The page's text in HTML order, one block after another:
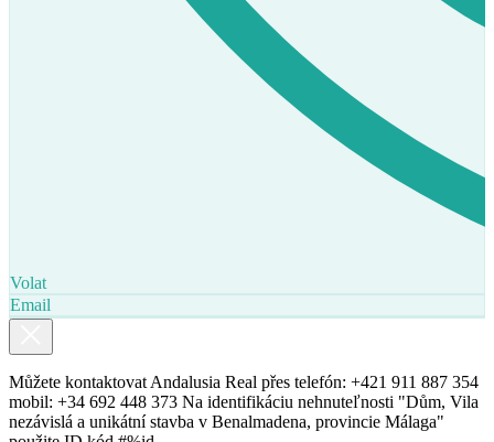
Volat
Email
Můžete kontaktovat Andalusia Real přes telefón: +421 911 887 354
mobil: +34 692 448 373 Na identifikáciu nehnuteľnosti "Dům, Vila
nezávislá a unikátní stavba v Benalmadena, provincie Málaga"